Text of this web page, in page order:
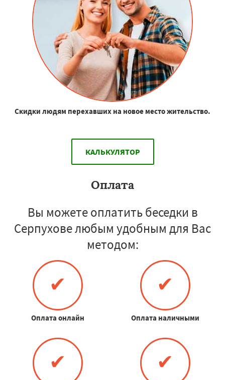
Скидки людям перехавших на новое место жительство.
КАЛЬКУЛЯТОР
Оплата
Вы можете оплатить беседки в
Серпухове любым удобным для Вас
методом:
✔
Оплата онлайн
✔
Оплата наличными
✔ ✔